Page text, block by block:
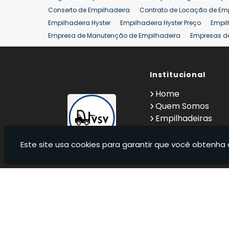
Conserto de Empilhadeira
Contrato de Locação de
Empilhadeira Hyster
Empilhadeira Hyster Preço
Empresa de Manutenção de Empilhadeira
Empresas
Locação Empilhadeira Hyster
Locação Empilhadeira
Comprar Empilhadeira
Locação de Empilhadeira 25 ton
Comprar
Institucional
Home
Quem Somos
Empilhadeiras
Informações
Este site usa cookies para garantir que você obtenha